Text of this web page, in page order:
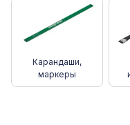
Карандаши,
маркеры